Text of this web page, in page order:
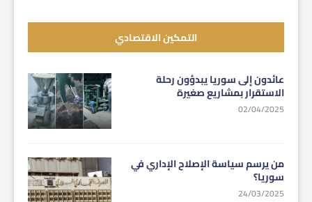
التمكين الاقتصادي
عائدون إلى سوريا يبدؤون رحلة
الاستقرار بمشاريع صغيرة
02/04/2025
من يرسم سياسة الإصلاح الإداري في
سوريا؟
24/03/2025